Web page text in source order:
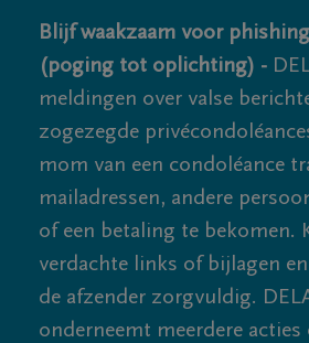
Blijf waakzaam voor
(poging tot oplichting) -
meldingen over valse
zogezegde
mom van een condoléance
mailadressen, andere
of een betaling te bekomen.
verdachte links of bijlagen
de afzender zorgvuldig.
onderneemt meerdere